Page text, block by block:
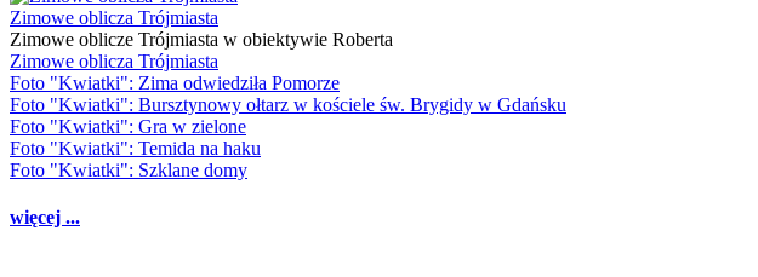
Zimowe oblicza Trójmiasta
Zimowe oblicze Trójmiasta w obiektywie Roberta
Zimowe oblicza Trójmiasta
Foto "Kwiatki": Zima odwiedziła Pomorze
Foto "Kwiatki": Bursztynowy ołtarz w kościele św. Brygidy w Gdańsku
Foto "Kwiatki": Gra w zielone
Foto "Kwiatki": Temida na haku
Foto "Kwiatki": Szklane domy
więcej ...